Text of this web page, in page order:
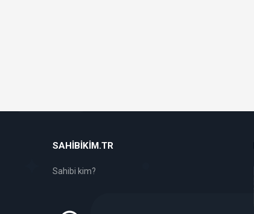
SAHIBIKIM.TR
Sahibi kim?